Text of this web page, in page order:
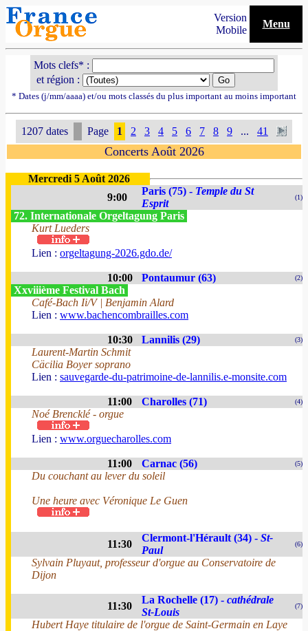
Version
Mobile
Menu
Mots clefs* :
et région :
* Dates (j/mm/aaaa) et/ou mots classés du plus important au moins important
1207 dates Page 1 2 3 4 5 6 7 8 9 ... 41
Concerts Août 2026
Mercredi 5 Août 2026
9:00
Paris (75) - Temple du St
Esprit
(1)
72. Internationale Orgeltagung Paris
Kurt Lueders
Lien : orgeltagung-2026.gdo.de/
10:00 Pontaumur (63) (2)
Xxviiième Festival Bach
Café-Bach Ii/V | Benjamin Alard
Lien : www.bachencombrailles.com
10:30 Lannilis (29) (3)
Laurent-Martin Schmit
Cäcilia Boyer soprano
Lien : sauvegarde-du-patrimoine-de-lannilis.e-monsite.com
11:00 Charolles (71) (4)
Noé Brencklé - orgue
Lien : www.orguecharolles.com
11:00 Carnac (56) (5)
Du couchant au lever du soleil
Une heure avec Véronique Le Guen
11:30
Clermont-l'Hérault (34) - St-
Paul
(6)
Sylvain Pluyaut, professeur d'orgue au Conservatoire de
Dijon
11:30
La Rochelle (17) - cathédrale
St-Louis
(7)
Hubert Haye titulaire de l'orgue de Saint-Germain en Laye